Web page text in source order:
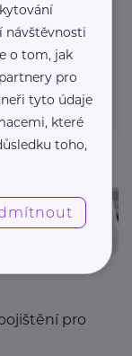
svůj majetek
pro
návštěvnosti
o tom, jak
pro
tyto údaje
které
toho,